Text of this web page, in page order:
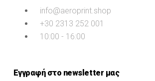
info@aeroprint.shop
+30 2313 252 001
10:00 - 16:00
Εγγραφή στο newsletter μας